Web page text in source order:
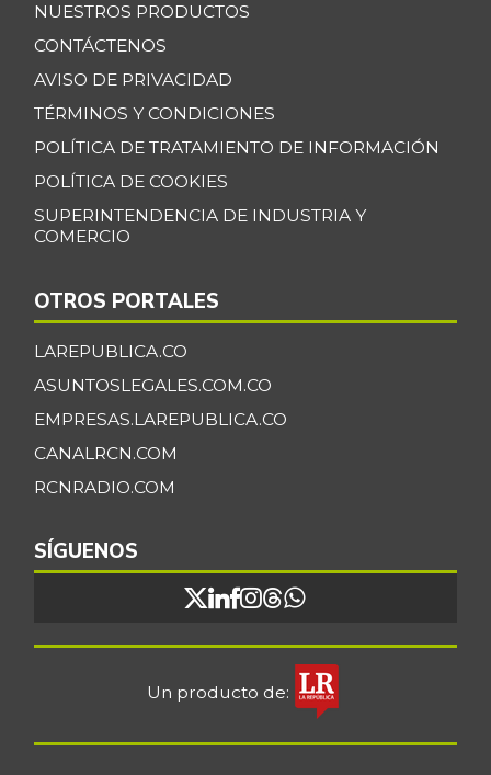
NUESTROS PRODUCTOS
CONTÁCTENOS
AVISO DE PRIVACIDAD
TÉRMINOS Y CONDICIONES
POLÍTICA DE TRATAMIENTO DE INFORMACIÓN
POLÍTICA DE COOKIES
SUPERINTENDENCIA DE INDUSTRIA Y
COMERCIO
OTROS PORTALES
LAREPUBLICA.CO
ASUNTOSLEGALES.COM.CO
EMPRESAS.LAREPUBLICA.CO
CANALRCN.COM
RCNRADIO.COM
SÍGUENOS
Un producto de: